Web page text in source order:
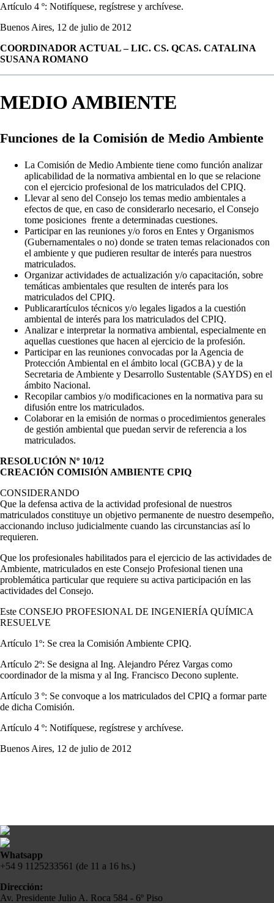
Artículo 4 º: Notifíquese, regístrese y archívese.
Buenos Aires, 12 de julio de 2012
COORDINADOR ACTUAL – LIC. CS. QCAS. CATALINA
SUSANA ROMANO
MEDIO AMBIENTE
Funciones de la Comisión de Medio Ambiente
La Comisión de Medio Ambiente tiene como función analizar
aplicabilidad de la normativa ambiental en lo que se relacione
con el ejercicio profesional de los matriculados del CPIQ.
Llevar al seno del Consejo los temas medio ambientales a
efectos de que, en caso de considerarlo necesario, el Consejo
tome posiciones frente a determinadas cuestiones.
Participar en las reuniones y/o foros en Entes y Organismos
(Gubernamentales o no) donde se traten temas relacionados con
el ambiente y que pudieren resultar de interés para nuestros
matriculados.
Organizar actividades de actualización y/o capacitación, sobre
temáticas ambientales que resulten de interés para los
matriculados del CPIQ.
Publicarartículos técnicos y/o legales ligados a la cuestión
ambiental de interés para los matriculados del CPIQ.
Analizar e interpretar la normativa ambiental, especialmente en
aquellas cuestiones que hacen al ejercicio de la profesión.
Participar en las reuniones convocadas por la Agencia de
Protección Ambiental en el ámbito local (GCBA) y de la
Secretaria de Ambiente y Desarrollo Sustentable (SAYDS) en el
ámbito Nacional.
Recopilar cambios y/o modificaciones en la normativa para su
difusión entre los matriculados.
Colaborar en la emisión de normas o procedimientos generales
de gestión ambiental que puedan servir de referencia a los
matriculados.
RESOLUCIÓN Nº 10/12
CREACIÓN COMISIÓN AMBIENTE CPIQ
CONSIDERANDO
Que la defensa activa de la actividad profesional de nuestros
matriculados constituye un objetivo permanente de nuestro desempeño,
accionando incluso judicialmente cuando las circunstancias así lo
requieren.
Que los profesionales habilitados para el ejercicio de las actividades de
Ambiente, matriculados en este Consejo Profesional tienen una
problemática particular que requiere su activa participación en las
actividades del Consejo.
Este CONSEJO PROFESIONAL DE INGENIERÍA QUÍMICA
RESUELVE
Artículo 1º: Se crea la Comisión Ambiente CPIQ.
Artículo 2º: Se designa al Ing. Alejandro Pérez Vargas como
coordinador de la misma y al Ing. Francisco Decono suplente.
Artículo 3 º: Se convoque a los matriculados del CPIQ a formar parte
de dicha Comisión.
Artículo 4 º: Notifíquese, regístrese y archívese.
Buenos Aires, 12 de julio de 2012
Whatsapp
+54 9 1125233561 (de 11 a 16 hs.)
Dirección:
Av. Presidente Julio A. Roca 584 - 6º Piso